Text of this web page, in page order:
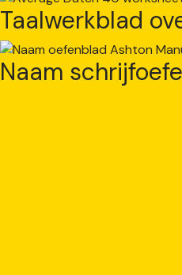
Taalwerkblad
Naam